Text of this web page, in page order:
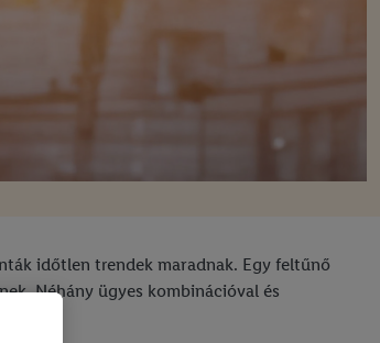
időtlen trendek maradnak. Egy feltűnő
Néhány ügyes kombinációval és